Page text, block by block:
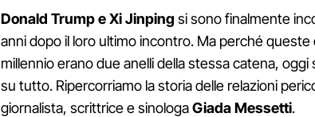
Donald Trump e Xi Jinping si sono finalmente
anni dopo il loro ultimo incontro. Ma perché
millennio erano due anelli della stessa catena,
su tutto. Ripercorriamo la storia delle relazioni
giornalista, scrittrice e sinologaGiada Messetti.